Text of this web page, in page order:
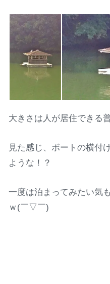
大きさは人が居住できる
見た感じ、ボートの横付
ような！？
一度は泊まってみたい気
ｗ(￣▽￣)